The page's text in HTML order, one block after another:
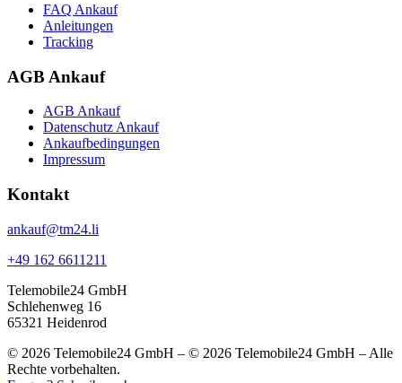
FAQ Ankauf
Anleitungen
Tracking
AGB Ankauf
AGB Ankauf
Datenschutz Ankauf
Ankaufbedingungen
Impressum
Kontakt
ankauf@tm24.li
+49 162 6611211
Telemobile24 GmbH
Schlehenweg 16
65321 Heidenrod
© 2026 Telemobile24 GmbH – © 2026 Telemobile24 GmbH – Alle
Rechte vorbehalten.